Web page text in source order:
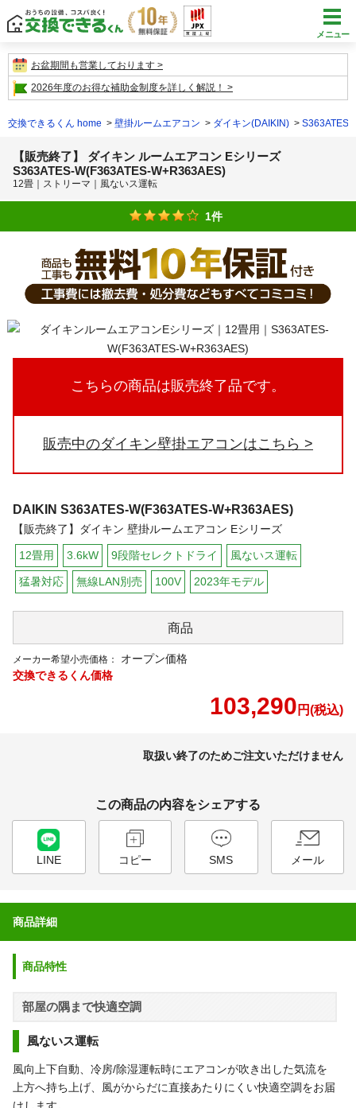
メニュー
お盆期間も営業しております
2026年度のお得な補助金制度を詳しく解説！
交換できるくん home 壁掛ルームエアコン ダイキン(DAIKIN) S363ATES-
【販売終了】 ダイキン ルームエアコン Eシリーズ
S363ATES-W(F363ATES-W+R363AES)
12畳｜ストリーマ｜風ないス運転
1件
こちらの商品は販売終了品です。
販売中のダイキン壁掛エアコンはこちら
DAIKIN S363ATES-W(F363ATES-W+R363AES)
【販売終了】ダイキン 壁掛ルームエアコン Eシリーズ
12畳用 3.6kW 9段階セレクトドライ 風ないス運転
猛暑対応 無線LAN別売 100V 2023年モデル
商品
メーカー希望小売価格：
オープン価格
交換できるくん価格
103,290 円(税込)
取扱い終了のためご注文いただけません
この商品の内容をシェアする
LINE コピー SMS メール
商品詳細
商品特性
部屋の隅まで快適空調
風ないス運転
風向上下自動、冷房/除湿運転時にエアコンが吹き出した気流を
上方へ持ち上げ、風がからだに直接あたりにくい快適空調をお届
けします。